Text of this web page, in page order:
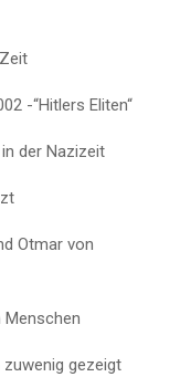
-“Hitlers Eliten“
der Nazizeit
Otmar von
zuwenig gezeigt